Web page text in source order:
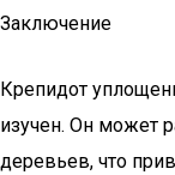
Заключение
Крепидот
изучен. Он может
деревьев, что